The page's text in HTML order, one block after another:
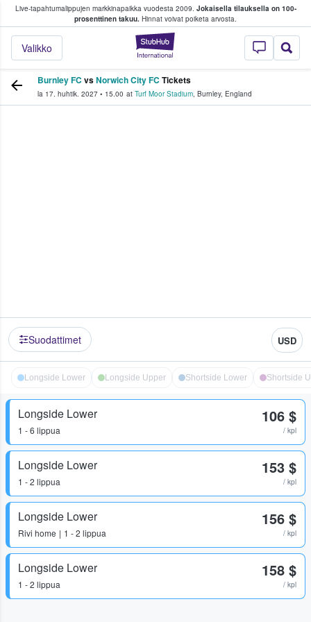
Live-tapahtumalippujen markkinapaikka vuodesta 2009. Jokaisella tilauksella on 100-
prosenttinen takuu. Hinnat voivat poiketa arvosta.
StubHub -
Valikko
fanit ostavat ja myyvät lippuja
Burnley FC vsNorwich City FC Tickets
la 17. huhtik. 2027 • 15.00 at Turf Moor Stadium, Burnley, England
Suodattimet USD
Longside Lower Longside Upper Shortside Lower Shortside
Longside Lower
1 - 6 lippua
106 $
/ kpl
Longside Lower
1 - 2 lippua
153 $
/ kpl
Longside Lower
Rivi home 1 - 2 lippua
156 $
/ kpl
Longside Lower
1 - 2 lippua
158 $
/ kpl